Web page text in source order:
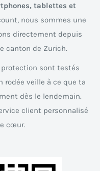
tablettes et
nous sommes une
directement depuis
canton de Zurich.
protection sont testés
rodée veille à ce que ta
dès le lendemain.
client personnalisé
cœur.